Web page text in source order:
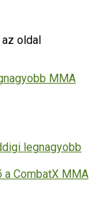
oldal
legnagyobb